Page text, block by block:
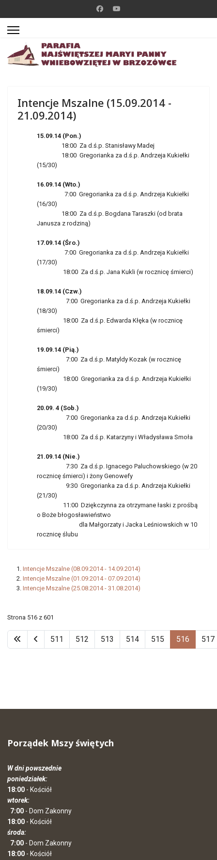
Intencje Mszalne (15.09.2014 -
21.09.2014)
15.09.14 (Pon.)
18:00 Za d.ś.p. Stanisławy Madej
18:00 Gregorianka za d.ś.p. Andrzeja Kukiełki
(15/30)
16.09.14 (Wto.)
7:00 Gregorianka za d.ś.p. Andrzeja Kukiełki
(16/30)
18:00 Za d.ś.p. Bogdana Taraszki (od brata
Janusza z rodziną)
17.09.14 (Śro.)
7:00 Gregorianka za d.ś.p. Andrzeja Kukiełki
(17/30)
18:00 Za d.ś.p. Jana Kukli (w rocznicę śmierci)
18.09.14 (Czw.)
7:00 Gregorianka za d.ś.p. Andrzeja Kukiełki
(18/30)
18:00 Za d.ś.p. Edwarda Kłęka (w rocznicę
śmierci)
19.09.14 (Pią.)
7:00 Za d.ś.p. Matyldy Kozak (w rocznicę
śmierci)
18:00 Gregorianka za d.ś.p. Andrzeja Kukiełki
(19/30)
20.09. 4 (Sob.)
7:00 Gregorianka za d.ś.p. Andrzeja Kukiełki
(20/30)
18:00 Za d.ś.p. Katarzyny i Władysława Smoła
21.09.14 (Nie.)
7:30 Za d.ś.p. Ignacego Paluchowskiego (w 20
rocznicę śmierci) i żony Genowefy
9:30 Gregorianka za d.ś.p. Andrzeja Kukiełki
(21/30)
11:00 Dziękczynna za otrzymane łaski z prośbą
o Boże błogosławieństwo
dla Małgorzaty i Jacka Leśniowskich w 10
rocznicę ślubu
Intencje Mszalne (08.09.2014 - 14.09.2014)
Intencje Mszalne (01.09.2014 - 07.09.2014)
Intencje Mszalne (25.08.2014 - 31.08.2014)
Strona 516 z 601
511 512 513 514 515 516 517
Porządek Mszy świętych
W dni powszednie
poniedziałek:
18:00 - Kościół
wtorek:
7:00 - Dom Zakonny
18:00 - Kościół
środa:
7:00 - Dom Zakonny
18:00 - Kościół